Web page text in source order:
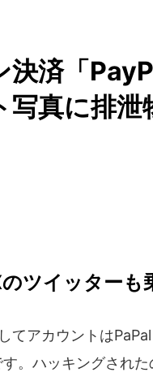
決済「
写真に排泄
ツイッターも
てアカウントは
。ハッキングされた